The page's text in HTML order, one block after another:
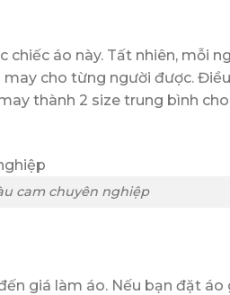
áo này. Tất nhiên, mỗi
cho từng người được.
thành 2 size trung bình
cam chuyên nghiệp
giá làm áo. Nếu bạn đặt